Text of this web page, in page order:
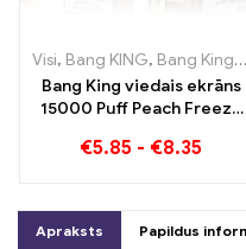
Visi, Bang KING, Bang King viedais ekrāns 15000 Puff
Bang King viedais ekrāns
15000 Puff Peach Freeze
cigaretes
€5.85 - €8.35
Apraksts Papildus